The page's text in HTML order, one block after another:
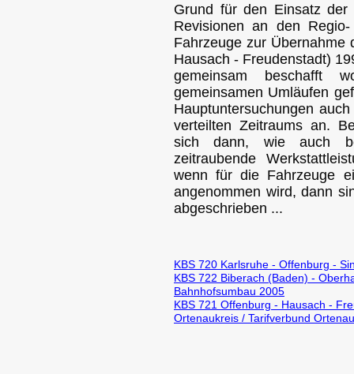
Grund für den Einsatz
Revisionen an den
Fahrzeuge zur Übernahme
Hausach - Freudenstadt)
gemeinsam beschafft
gemeinsamen Umläufen
Hauptuntersuchungen
verteilten Zeitraums an.
sich dann, wie auch
zeitraubende
wenn für die Fahrzeuge
angenommen wird, dann
abgeschrieben ...
KBS 720 Karlsruhe - Offenburg -
KBS 722 Biberach (Baden) -
Bahnhofsumbau 2005
KBS 721 Offenburg - Hausach -
Ortenaukreis / Tarifverbund Ortenau